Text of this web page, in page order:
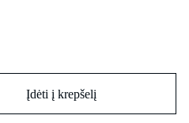
Įdėti į krepšelį